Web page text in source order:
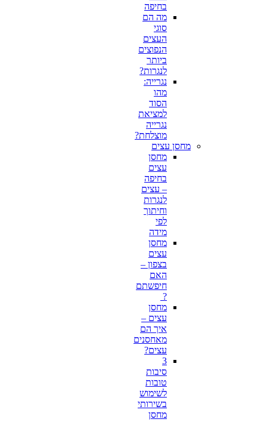
בחיפה
מה הם
סוגי
העצים
הנפוצים
ביותר
לנגרות?
נגרייה:
מהו
הסוד
למציאת
נגרייה
מוצלחת?
מחסן עצים
מחסן
עצים
בחיפה
– עצים
לנגרות
וחיתוך
לפי
מידה
מחסן
עצים
בצפון –
האם
חיפשתם
?
מחסן
עצים –
איך הם
מאחסנים
עצים?
3
סיבות
טובות
לשימוש
בשירותי
מחסן